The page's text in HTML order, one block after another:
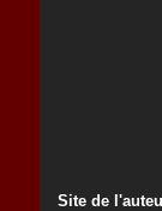
Site de